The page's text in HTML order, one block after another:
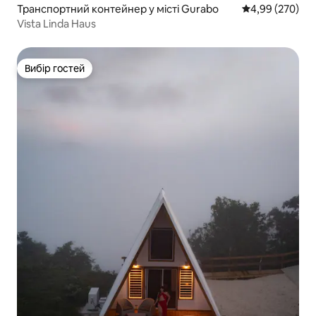
Транспортний контейнер у місті Gurabo Середня
4,99 (270)
Vista Linda Haus
Вибір гостей
Вибір гостей